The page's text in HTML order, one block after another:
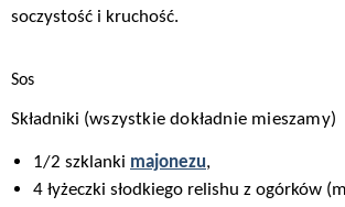
soczystość i kruchość.
Sos
Składniki (wszystkie dokładnie mieszamy)
1/2 szklanki majonezu,
4 łyżeczki słodkiego relishu z ogórków